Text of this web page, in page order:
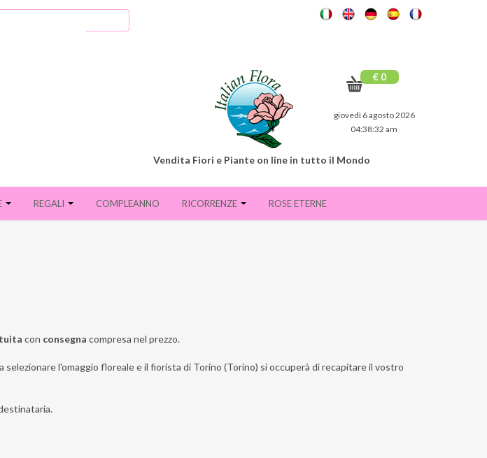
€ 0
giovedì 6 agosto 2026
04:38:34 am
Vendita Fiori e Piante on line in tutto il Mondo
REGALI COMPLEANNO RICORRENZE ROSE ETERNE
con consegna compresa nel prezzo.
l'omaggio floreale e il fiorista di Torino (Torino) si occuperà di recapitare il vostro